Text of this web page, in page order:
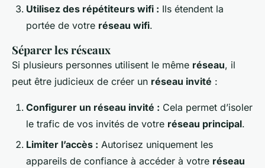
Utilisez des répétiteurs wifi : Ils étendent la
portée de votre réseau wifi.
Séparer les réseaux
Si plusieurs personnes utilisent le même réseau, il
peut être judicieux de créer un réseau invité :
Configurer un réseau invité : Cela permet d’isoler
le trafic de vos invités de votre réseau principal.
Limiter l’accès : Autorisez uniquement les
appareils de confiance à accéder à votre réseau